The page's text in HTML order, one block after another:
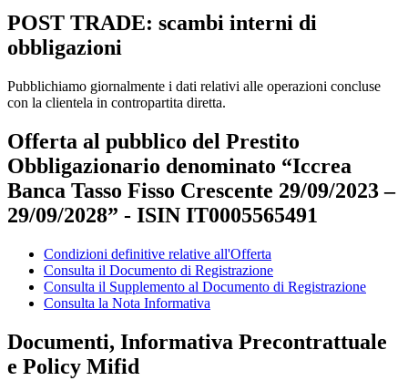
POST TRADE: scambi interni di
obbligazioni
Pubblichiamo giornalmente i dati relativi alle operazioni concluse
con la clientela in contropartita diretta.
Offerta al pubblico del Prestito
Obbligazionario denominato “Iccrea
Banca Tasso Fisso Crescente 29/09/2023 –
29/09/2028” - ISIN IT0005565491
Condizioni definitive relative all'Offerta
Consulta il Documento di Registrazione
Consulta il Supplemento al Documento di Registrazione
Consulta la Nota Informativa
Documenti, Informativa Precontrattuale
e Policy Mifid